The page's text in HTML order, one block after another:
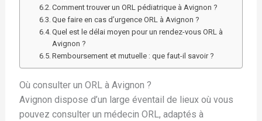
Comment trouver un ORL pédiatrique à Avignon ?
Que faire en cas d’urgence ORL à Avignon ?
Quel est le délai moyen pour un rendez-vous ORL à
Avignon ?
Remboursement et mutuelle : que faut-il savoir ?
Où consulter un ORL à Avignon ?
Avignon dispose d’un large éventail de lieux où vous
pouvez consulter un médecin ORL, adaptés à